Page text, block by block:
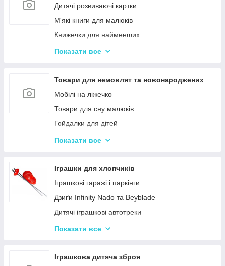
Дитяче кермо
Іграшка Неваляшка
Каталки з ручкою і на мотузочці
Розвиваючі килимки
Магнітна риболовля для дітей
Стрибуни для дітей
Дитячі розвиваючі картки
М'які книги для малюків
Книжечки для найменших
Книги з наклейками
Книги для дітей початкових класів
Книги для підлітків
Енциклопедії для дітей
Показати все
Товари для немовлят та новонароджених
Мобілі на ліжечко
Товари для сну малюків
Гойдалки для дітей
Дитячі горщики
Розвиваючі килимки для немовлят
Нічні світильники для немовлят
Дитячий посуд
Дитяча гігієна та догляд
Дитяча безпека
Показати все
Іграшки для хлопчиків
Іграшкові гаражі і паркінги
Дзиґи Infinity Nado та Beyblade
Дитячі іграшкові автотреки
Іграшкова залізниця та потяги
Дитячий іграшковий інструмент
Показати все
Іграшкова дитяча зброя